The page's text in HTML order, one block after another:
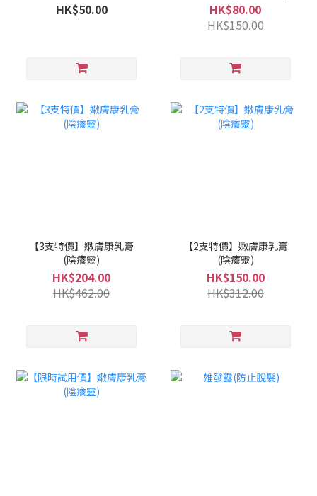
HK$50.00
HK$80.00
HK$150.00
【3支特價】嫩膚康乳膏
(陰癢靈)
HK$204.00
HK$462.00
【2支特價】嫩膚康乳膏
(陰癢靈)
HK$150.00
HK$312.00